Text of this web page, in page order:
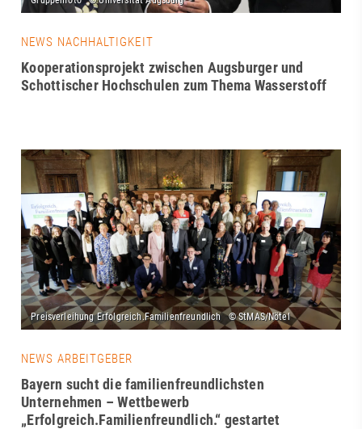
NEWS NACHHALTIGKEIT
Kooperationsprojekt zwischen Augsburger und
Schottischer Hochschulen zum Thema Wasserstoff
NEWS ARBEITGEBER
Bayern sucht die familienfreundlichsten
Unternehmen – Wettbewerb
„Erfolgreich.Familienfreundlich.“ gestartet